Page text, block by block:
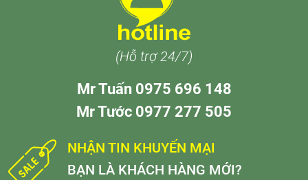
(Hỗ trợ 24/7)
Mr Tuấn 0975 696 148
Mr Tước 0977 277 505
NHẬN TIN KHUYẾN MẠI
BẠN LÀ KHÁCH HÀNG MỚI?